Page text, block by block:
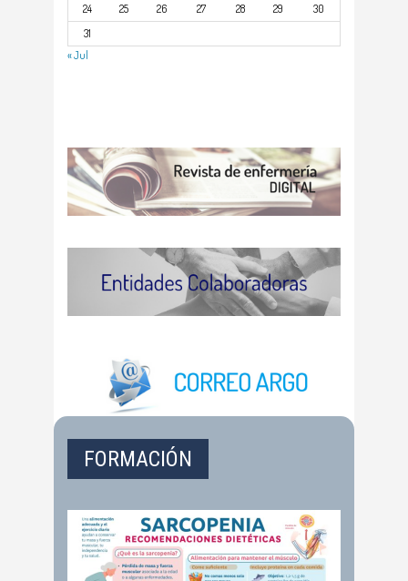
24
25 26 27 28 29
30
31
« Jul
FORMACIÓN